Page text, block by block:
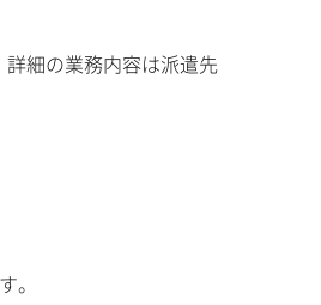
細の業務内容は派遣先
。